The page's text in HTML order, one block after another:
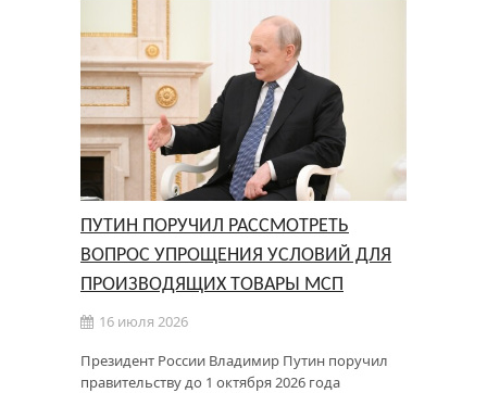
ПУТИН ПОРУЧИЛ РАССМОТРЕТЬ
ВОПРОС УПРОЩЕНИЯ УСЛОВИЙ ДЛЯ
ПРОИЗВОДЯЩИХ ТОВАРЫ МСП
16 июля 2026
Президент России Владимир Путин поручил
правительству до 1 октября 2026 года